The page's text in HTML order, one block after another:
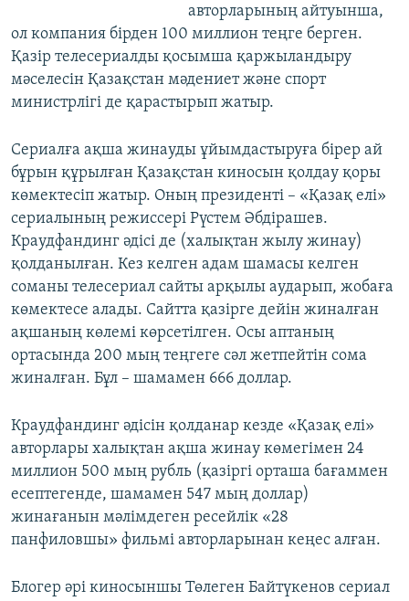
авторларының айтуынша,
ол компания бірден 100 миллион теңге берген.
Қазір телесериалды қосымша қаржыландыру
мәселесін Қазақстан мәдениет және спорт
министрлігі де қарастырып жатыр.
Сериалға ақша жинауды ұйымдастыруға бірер ай
бұрын құрылған Қазақстан киносын қолдау қоры
көмектесіп жатыр. Оның президенті – «Қазақ елі»
сериалының режиссері Рүстем Әбдірашев.
Краудфандинг әдісі де (халықтан жылу жинау)
қолданылған. Кез келген адам шамасы келген
соманы телесериал сайты арқылы аударып, жобаға
көмектесе алады. Сайтта қазірге дейін жиналған
ақшаның көлемі көрсетілген. Осы аптаның
ортасында 200 мың теңгеге сәл жетпейтін сома
жиналған. Бұл – шамамен 666 доллар.
Краудфандинг әдісін қолданар кезде «Қазақ елі»
авторлары халықтан ақша жинау көмегімен 24
миллион 500 мың рубль (қазіргі орташа бағаммен
есептегенде, шамамен 547 мың доллар)
жинағанын мәлімдеген ресейлік «28
панфиловшы» фильмі авторларынан кеңес алған.
Блогер әрі киносыншы Төлеген Байтүкенов сериал